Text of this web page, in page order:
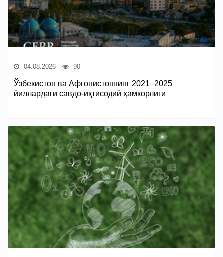
04.08.2026 90
Ўзбекистон ва Афғонистоннинг 2021–2025
йиллардаги савдо-иқтисодий ҳамкорлиги